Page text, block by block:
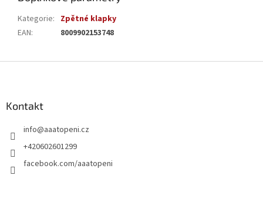
Kategorie: Zpětné klapky
EAN: 8009902153748
Kontakt
info@aaatopeni.cz
+420602601299
facebook.com/aaatopeni